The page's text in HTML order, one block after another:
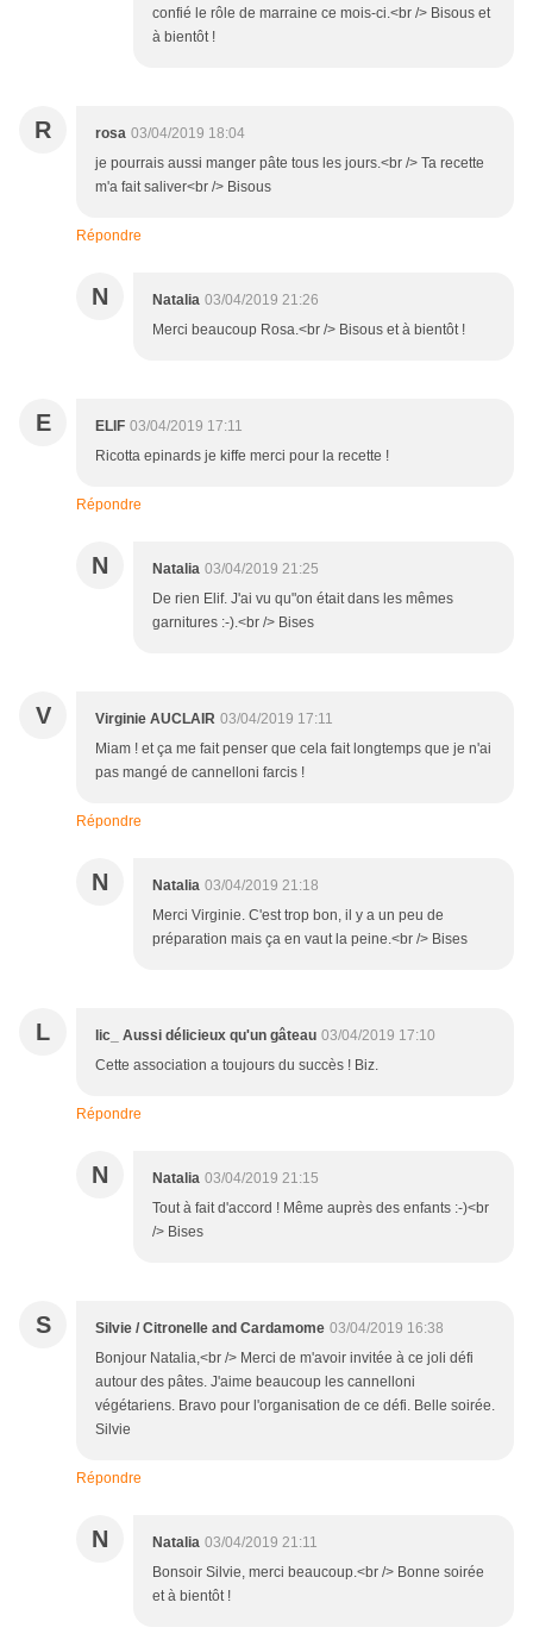
confié le rôle de marraine ce mois-ci.<br /> Bisous et
à bientôt !
R rosa 03/04/2019 18:04
je pourrais aussi manger pâte tous les jours.<br /> Ta recette
m'a fait saliver<br /> Bisous
Répondre
N Natalia 03/04/2019 21:26
Merci beaucoup Rosa.<br /> Bisous et à bientôt !
E ELIF 03/04/2019 17:11
Ricotta epinards je kiffe merci pour la recette !
Répondre
N Natalia 03/04/2019 21:25
De rien Elif. J'ai vu qu"on était dans les mêmes
garnitures :-).<br /> Bises
V Virginie AUCLAIR 03/04/2019 17:11
Miam ! et ça me fait penser que cela fait longtemps que je n'ai
pas mangé de cannelloni farcis !
Répondre
N Natalia 03/04/2019 21:18
Merci Virginie. C'est trop bon, il y a un peu de
préparation mais ça en vaut la peine.<br /> Bises
L lic_ Aussi délicieux qu'un gâteau 03/04/2019 17:10
Cette association a toujours du succès ! Biz.
Répondre
N Natalia 03/04/2019 21:15
Tout à fait d'accord ! Même auprès des enfants :-)<br
/> Bises
S Silvie / Citronelle and Cardamome 03/04/2019 16:38
Bonjour Natalia,<br /> Merci de m'avoir invitée à ce joli défi
autour des pâtes. J'aime beaucoup les cannelloni
végétariens. Bravo pour l'organisation de ce défi. Belle soirée.
Silvie
Répondre
N Natalia 03/04/2019 21:11
Bonsoir Silvie, merci beaucoup.<br /> Bonne soirée
et à bientôt !